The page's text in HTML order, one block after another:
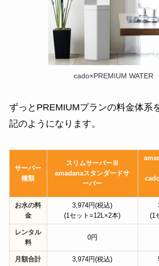
cado×PREMIUM WATER
ずっとPREMIUMプランの料金体系
記のようになります。
サーバー
種類
スリムサーバーⅢ
amadanaスタンダードサ
ーバー
お水の料
金
3,974円(税込)
(1セット=12L×2本)
(1
レンタル
料
0円
月額合計 3,974円(税込)